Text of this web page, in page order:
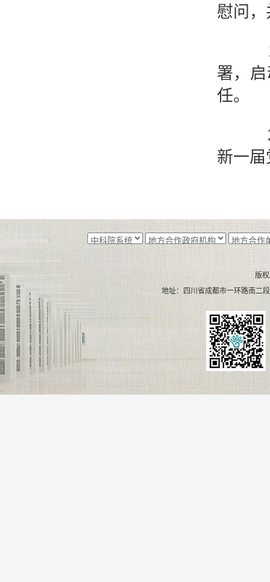
慰问
署，
任。
新一
版
地址：四川省成都市一环路南二